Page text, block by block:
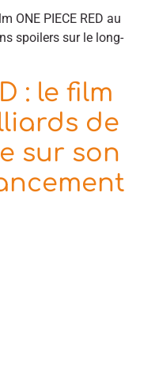
ONE PIECE RED au
spoilers sur le long-
: le film
de
sur son